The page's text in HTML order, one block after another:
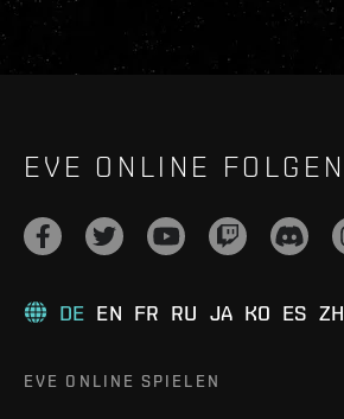
EVE ONLINE FOLGEN
DE EN FR RU JA KO ES ZH
EVE ONLINE SPIELEN